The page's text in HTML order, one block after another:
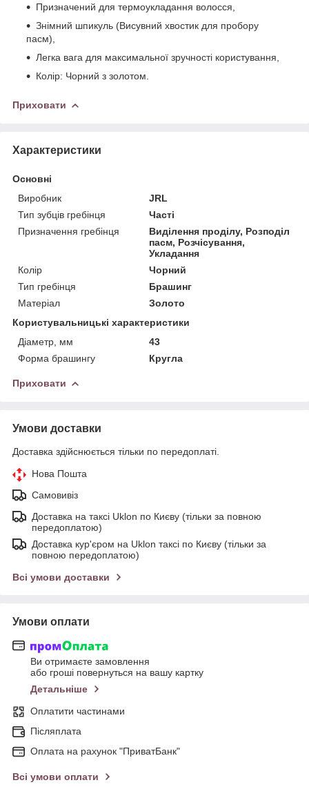
Призначений для термоукладання волосся,
Знімний шпикуль (Висувний хвостик для пробору
пасм),
Легка вага для максимальної зручності користування,
Колір: Чорний з золотом.
Приховати
Характеристики
Основні
Виробник
JRL
Тип зубців гребінця
Часті
Призначення гребінця
Виділення проділу, Розподіл
пасм, Розчісування,
Укладання
Колір
Чорний
Тип гребінця
Брашинг
Матеріал
Золото
Користувальницькі характеристики
Діаметр, мм
43
Форма брашингу
Кругла
Приховати
Умови доставки
Доставка здійснюється тільки по передоплаті.
Нова Пошта
Самовивіз
Доставка на таксі Uklon по Києву (тільки за повною
передоплатою)
Доставка кур'єром на Uklon таксі по Києву (тільки за
повною передоплатою)
Всі умови доставки
Умови оплати
Ви отримаєте замовлення
або гроші повернуться на вашу картку
Детальніше
Оплатити частинами
Післяплата
Оплата на рахунок "ПриватБанк"
Всі умови оплати